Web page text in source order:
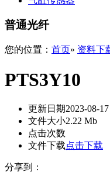
普通光纤
您的位置： 首页» 资料下
PTS3Y10
更新日期2023-08-
文件大小2.22 Mb
点击次数
文件下载点击下载
分享到：